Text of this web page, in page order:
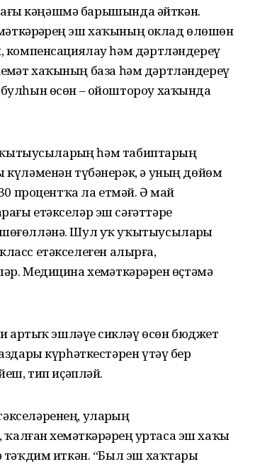
кәңәшмә барышында әйткән.
эш хаҡының оклад өлөшөн
һәм дәртләндереү
хаҡының база һәм дәртләндереү
өсөн – ойоштороу хаҡында
һәм табиптарҙың
түбәнерәк, ә уның дөйөм
процентҡа ла етмәй. Ә май
етәкселәр эш сәғәттәре
Шул уҡ уҡытыусыларҙы
етәкселеген алырға,
Медицина хеҙмәткәрҙәрен өҫтәмә
артыҡ эшләүҙе сикләү өсөн бюджет
күрһәткестәрен үтәү бер
тип иҫәпләй.
уларҙың
хеҙмәткәрҙәрҙең уртаса эш хаҡы
тәҡдим иткән. “Был эш хаҡтары